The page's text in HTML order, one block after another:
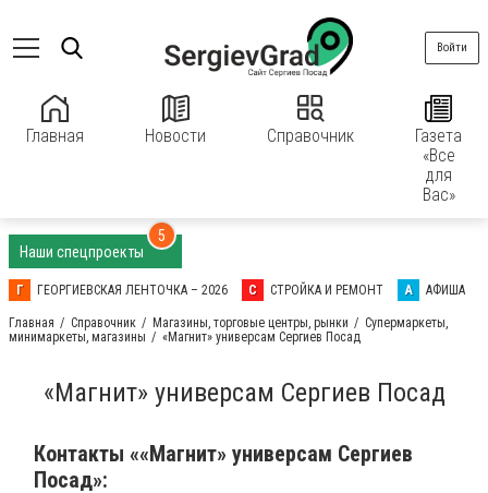
Главная Новости Справочник
Газета
«Все
для
Вас»
Войти
Наши спецпроекты
5
Г ГЕОРГИЕВСКАЯ ЛЕНТОЧКА – 2026 С СТРОЙКА И РЕМОНТ А АФИША
Главная Справочник Магазины, торговые центры, рынки
Супермаркеты,
минимаркеты, магазины
«Магнит» универсам Сергиев Посад
«Магнит» универсам Сергиев Посад
Контакты ««Магнит» универсам Сергиев
Посад»: